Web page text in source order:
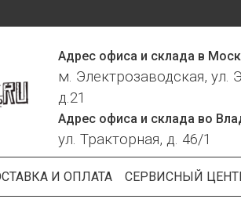
Адрес офиса и склада в
м. Электрозаводская, ул.
д.21
Адрес офиса и склада во
ул. Тракторная, д. 46/1
И ОПЛАТА СЕРВИСНЫЙ